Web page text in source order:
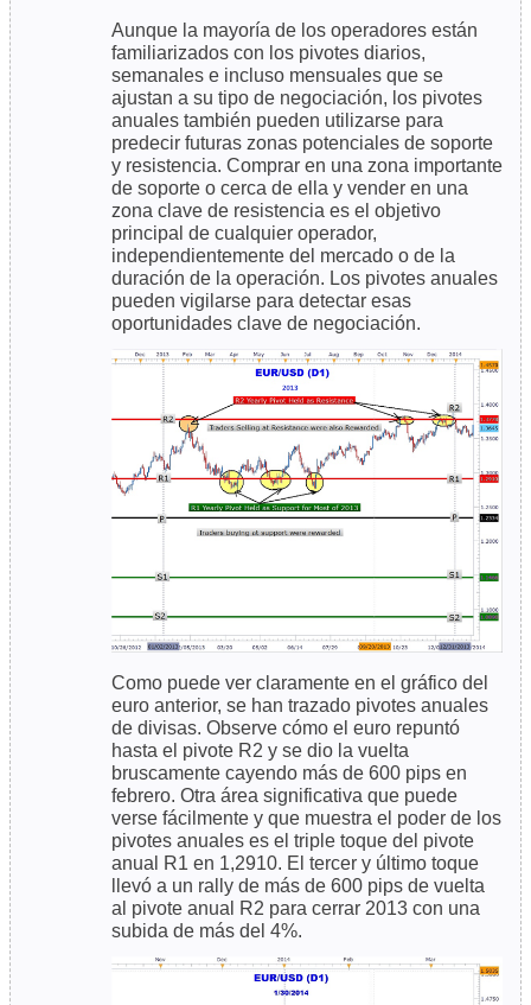
Aunque la mayoría de los operadores están
familiarizados con los pivotes diarios,
semanales e incluso mensuales que se
ajustan a su tipo de negociación, los pivotes
anuales también pueden utilizarse para
predecir futuras zonas potenciales de soporte
y resistencia. Comprar en una zona importante
de soporte o cerca de ella y vender en una
zona clave de resistencia es el objetivo
principal de cualquier operador,
independientemente del mercado o de la
duración de la operación. Los pivotes anuales
pueden vigilarse para detectar esas
oportunidades clave de negociación.
Como puede ver claramente en el gráfico del
euro anterior, se han trazado pivotes anuales
de divisas. Observe cómo el euro repuntó
hasta el pivote R2 y se dio la vuelta
bruscamente cayendo más de 600 pips en
febrero. Otra área significativa que puede
verse fácilmente y que muestra el poder de los
pivotes anuales es el triple toque del pivote
anual R1 en 1,2910. El tercer y último toque
llevó a un rally de más de 600 pips de vuelta
al pivote anual R2 para cerrar 2013 con una
subida de más del 4%.